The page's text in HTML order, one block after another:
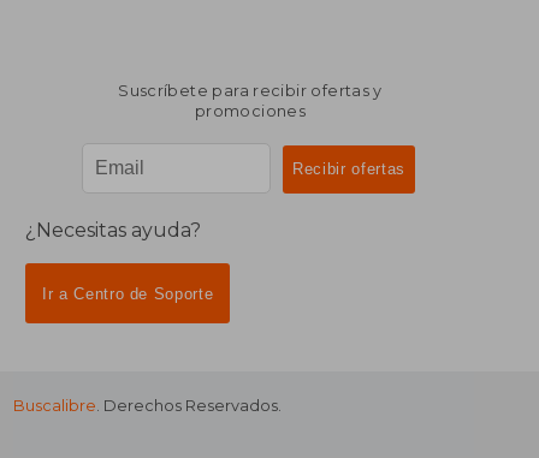
Suscríbete para recibir ofertas y
promociones
¿Necesitas ayuda?
Ir a Centro de Soporte
Buscalibre. Derechos Reservados.